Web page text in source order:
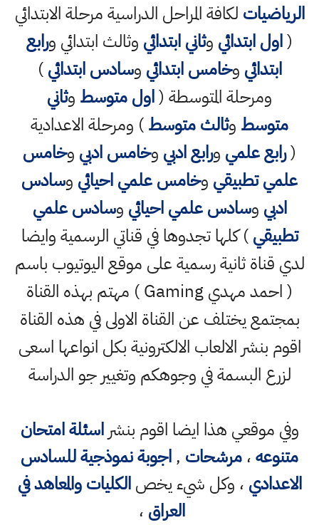
الرياضيات لكافة المراحل الدراسية مرحلة الابتدائي
(اول ابتدائي وثاني ابتدائي وثالث ابتدائي ورابع
ابتدائي وخامس ابتدائي وسادس ابتدائي)
ومرحلة المتوسطة (اول متوسط وثاني
متوسط وثالث متوسط) ومرحلة الاعدادية
(رابع علمي ورابع ادبي وخامس ادبي وخامس
علمي تطبيقي وخامس علمي احيائي وسادس
ادبي وسادس علمي احيائي وسادس علمي
تطبيقي) كلها تجدوها في قناتي الرسمية وايضا
لدي قناة ثانية رسمية على موقع اليوتيوب باسم
( احمد مهدي Gaming ) مهتم بهذه القناة
بمجتمع يختلف عن القناة الاولى في هذه القناة
اقوم بنشر الالعاب الالكترونية بكل انواعها اسعى
لزرع البسمة في وجوهكم وتغيير جو الدراسة
وفي موقعي هذا ايضا اقوم بنشراسئلة امتحان
متنوعه،مرشحات ,اجوبة نموذجية للسادس
الاعدادي ، وكل شيء يخصالكليات والمعاهد في
العراق ،